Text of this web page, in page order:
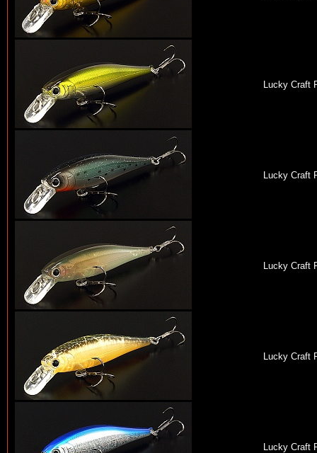
Lucky Craft
Lucky Craft
Lucky Craft
Lucky Craft
Lucky Craft